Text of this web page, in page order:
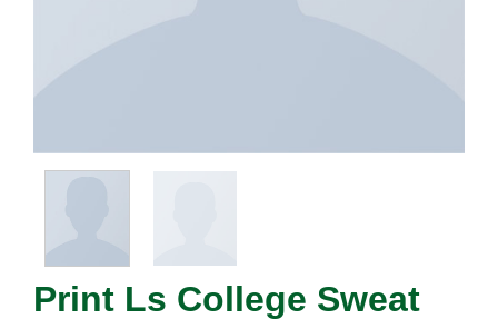
Print Ls College Sweat